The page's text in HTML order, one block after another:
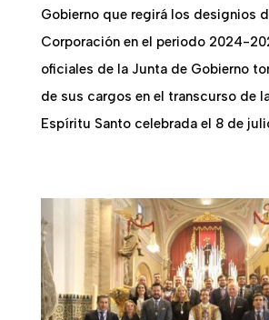
Gobierno que regirá los designios
Corporación en el periodo 2024-
oficiales de la Junta de Gobierno
de sus cargos en el transcurso de
Espíritu Santo celebrada el 8 de